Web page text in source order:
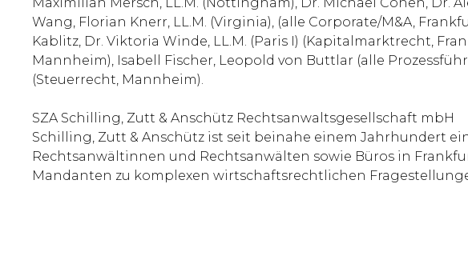
Maximilian Mersch, LL.M. (Nottingham), Dr. Michael Cohen, Dr.
Wang, Florian Knerr, LL.M. (Virginia), (alle Corporate/M&A,
Kablitz, Dr. Viktoria Winde, LL.M. (Paris I) (Kapitalmarktrecht,
Mannheim), Isabell Fischer, Leopold von Buttlar (alle
(Steuerrecht, Mannheim).
SZA Schilling, Zutt & Anschütz Rechtsanwaltsgesellschaft mbH
Schilling, Zutt & Anschütz ist seit beinahe einem Jahrhundert
Rechtsanwältinnen und Rechtsanwälten sowie Büros in
Mandanten zu komplexen wirtschaftsrechtlichen